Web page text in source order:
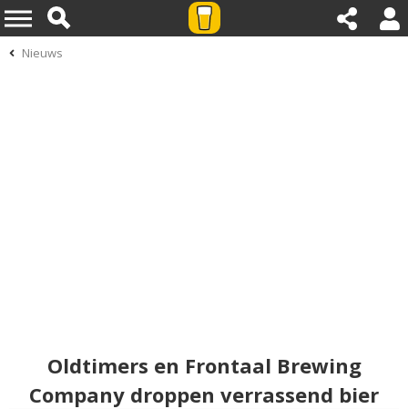
Nieuws
Oldtimers en Frontaal Brewing
Company droppen verrassend bier